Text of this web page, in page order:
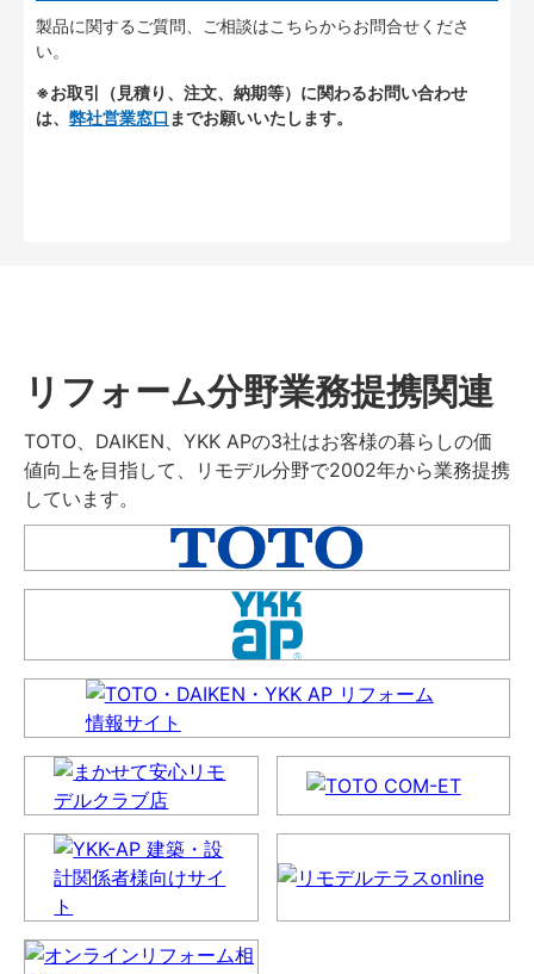
製品に関するご質問、ご相談はこちらからお問合せくださ
い。
※お取引（見積り、注文、納期等）に関わるお問い合わせ
は、 弊社営業窓口 までお願いいたします。
リフォーム分野業務提携関連
TOTO、DAIKEN、YKK APの3社はお客様の暮らしの価
値向上を目指して、リモデル分野で2002年から業務提携
しています。